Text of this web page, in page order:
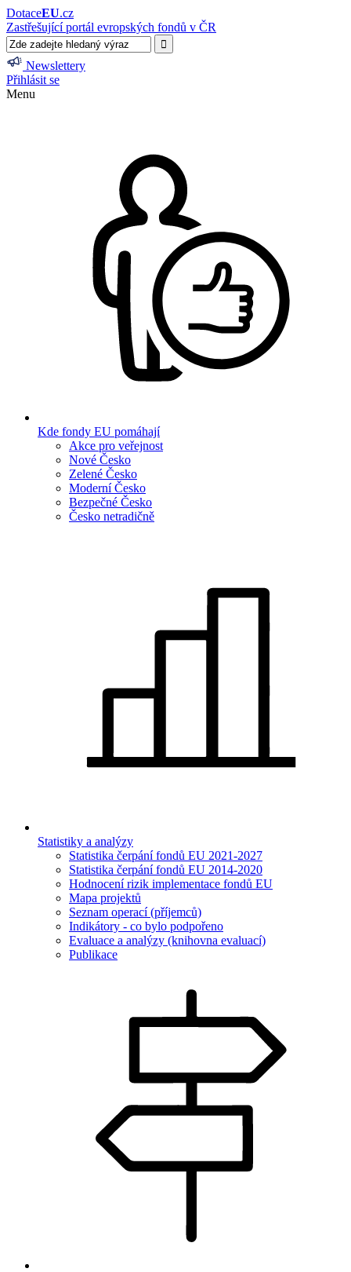
DotaceEU.cz
Zastřešující portál evropských fondů v ČR
Newslettery
Přihlásit se
Menu
Kde fondy EU pomáhají
Akce pro veřejnost
Nové Česko
Zelené Česko
Moderní Česko
Bezpečné Česko
Česko netradičně
Statistiky a analýzy
Statistika čerpání fondů EU 2021-2027
Statistika čerpání fondů EU 2014-2020
Hodnocení rizik implementace fondů EU
Mapa projektů
Seznam operací (příjemců)
Indikátory - co bylo podpořeno
Evaluace a analýzy (knihovna evaluací)
Publikace